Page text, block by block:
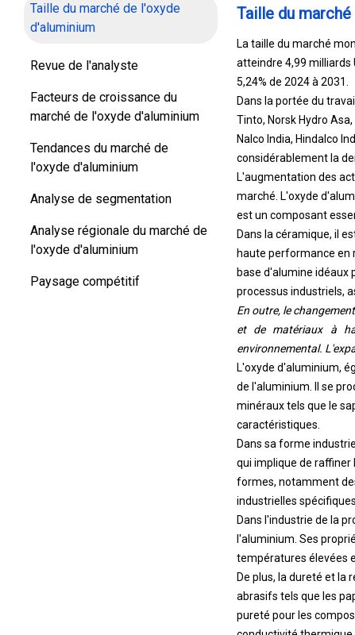
Taille du marché de l'oxyde
d'aluminium
Revue de l'analyste
Facteurs de croissance du
marché de l'oxyde d'aluminium
Tendances du marché de
l'oxyde d'aluminium
Analyse de segmentation
Analyse régionale du marché de
l'oxyde d'aluminium
Paysage compétitif
Taille du
La taille du marché
atteindre 4,99 milliards
5,24% de 2024 à 2031.
Dans la portée du
Tinto, Norsk Hydro
Nalco India, Hindalco
considérablement la
L'augmentation des
marché. L'oxyde
est un composant
Dans la céramique, il
haute performance en
base d'alumine idéaux
processus industriels,
En outre, le
et de matériaux à
environnemental.
L'oxyde d'aluminium,
de l'aluminium. Il se
minéraux tels que le
caractéristiques.
Dans sa forme
qui implique de raffiner
formes, notamment
industrielles spécifiques.
Dans l'industrie de la
l'aluminium. Ses
températures élevées
De plus, la dureté et la
abrasifs tels que les
pureté pour les